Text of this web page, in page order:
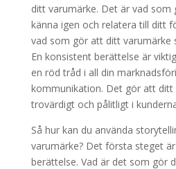
ditt varumärke. Det är vad som
känna igen och relatera till ditt
vad som gör att ditt varumärke
En konsistent berättelse är
en röd tråd i all din
kommunikation. Det gör att ditt
trovärdigt och pålitligt i
Så hur kan du använda
varumärke? Det första steget
berättelse. Vad är det som gör